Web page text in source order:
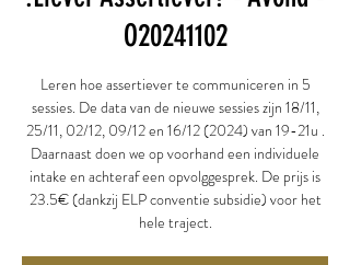
O20241102
Leren hoe assertiever te communiceren in 5
sessies. De data van de nieuwe sessies zijn 18/11,
25/11, 02/12, 09/12 en 16/12 (2024) van 19-21u .
Daarnaast doen we op voorhand een individuele
intake en achteraf een opvolggesprek. De prijs is
23.5€ (dankzij ELP conventie subsidie) voor het
hele traject.